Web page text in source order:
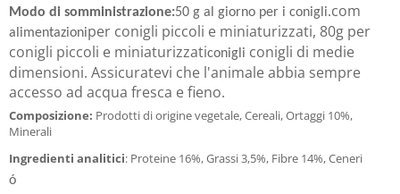
Modo di somministrazione:50 g al giorno per i conigli.com
alimentazioniper conigli piccoli e miniaturizzati, 80g per
conigli piccoli e miniaturizzaticonigli conigli di medie
dimensioni. Assicuratevi che l'animale abbia sempre
accesso ad acqua fresca e fieno.
Composizione: Prodotti di origine vegetale, Cereali, Ortaggi 10%,
Minerali
Ingredienti analitici: Proteine 16%, Grassi 3,5%, Fibre 14%, Ceneri
ó